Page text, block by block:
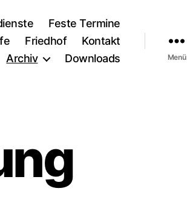
Feste Termine
Friedhof
Kontakt
Archiv
Downloads Menü